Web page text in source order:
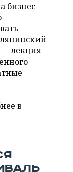
бизнес-
— лекция
в